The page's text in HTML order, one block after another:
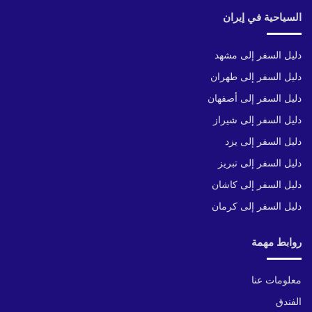
السياحية في إيران
دليل السفر إلى مشهد
دليل السفر إلى طهران
دليل السفر إلى أصفهان
دليل السفر إلى شيراز
دليل السفر إلى يزد
دليل السفر إلى تبريز
دليل السفر إلى كاشان
دليل السفر إلى كرمان
روابط مهمة
معلومات عنا
الفندق